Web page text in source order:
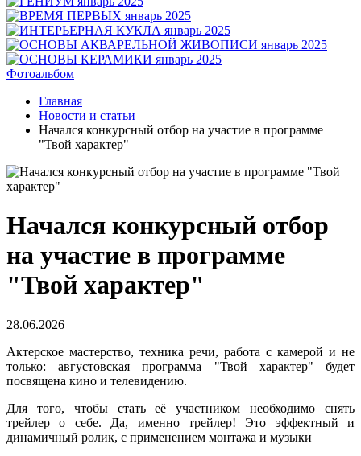
Фотоальбом
Главная
Новости и статьи
Начался конкурсный отбор на участие в программе
"Твой характер"
Начался конкурсный отбор
на участие в программе
"Твой характер"
28.06.2026
Актерское мастерство, техника речи, работа с камерой и не
только: августовская программа "Твой характер" будет
посвящена кино и телевидению.
Для того, чтобы стать её участником необходимо снять
трейлер о себе. Да, именно трейлер! Это эффектный и
динамичный ролик, с применением монтажа и музыки